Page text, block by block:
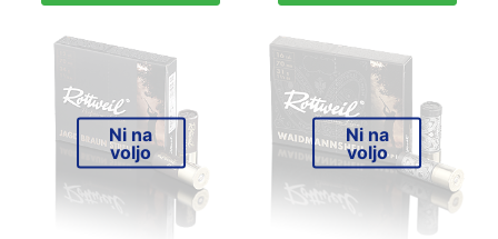
Ni na
voljo
Ni na
voljo